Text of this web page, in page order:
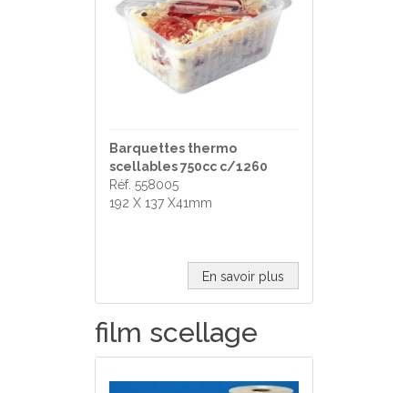
Barquettes thermo
scellables 750cc c/1260
Réf. 558005
192 X 137 X41mm
En savoir plus
film scellage